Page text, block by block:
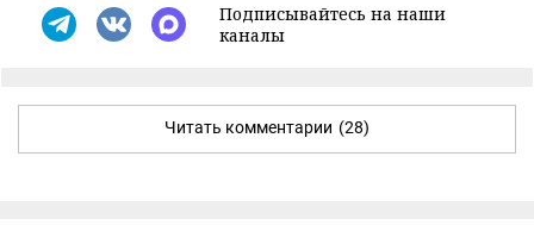
Подписывайтесь на наши
каналы
Читать комментарии (28)